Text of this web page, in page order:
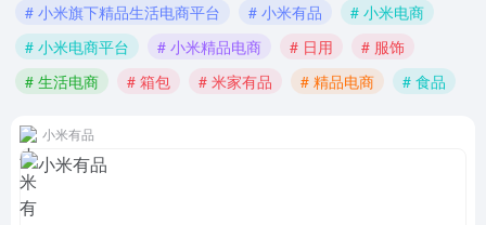
# 小米旗下精品生活电商平台
# 小米有品
# 小米电商
# 小米电商平台
# 小米精品电商 # 日用
# 服饰
# 生活电商
# 箱包 # 米家有品 # 精品电商 # 食品
小米有品